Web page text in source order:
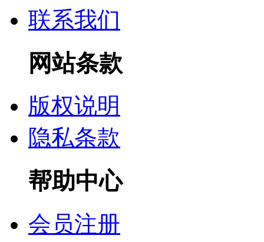
联系我们
网站条款
版权说明
隐私条款
帮助中心
会员注册